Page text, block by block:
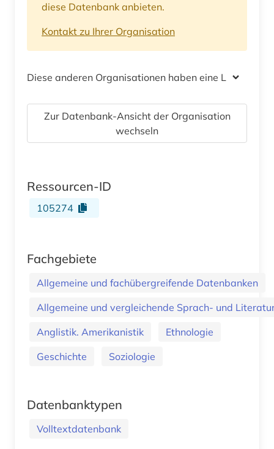
diese Datenbank anbieten.
Kontakt zu Ihrer Organisation
Diese anderen Organisationen haben eine Lizenz
Zur Datenbank-Ansicht der Organisation
wechseln
Ressourcen-ID
105274
Fachgebiete
Allgemeine und fachübergreifende Datenbanken
Allgemeine und vergleichende Sprach- und
Anglistik. Amerikanistik
Ethnologie
Geschichte
Soziologie
Datenbanktypen
Volltextdatenbank